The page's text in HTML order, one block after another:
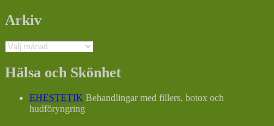
Arkiv
Arkiv
Hälsa och Skönhet
EHESTETIK Behandlingar med fillers, botox och
hudföryngring